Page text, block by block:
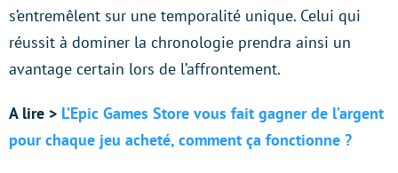
s’entremêlent sur une temporalité unique. Celui qui
réussit à dominer la chronologie prendra ainsi un
avantage certain lors de l’affrontement.
A lire > L’Epic Games Store vous fait gagner de l’argent
pour chaque jeu acheté, comment ça fonctionne ?